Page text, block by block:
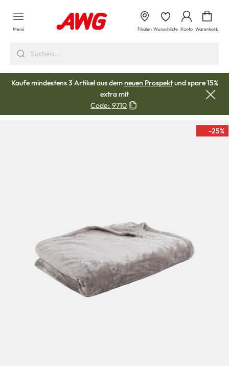
springen
Menü Filialen Wunschliste Konto Warenkorb
Kaufe mindestens 3 Artikel aus demneuen Prospektund spare 15%
extra mit
Code: 9710
-25%